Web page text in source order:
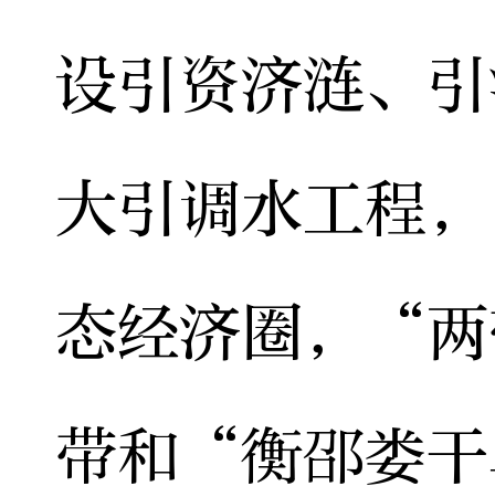
设引资济涟、
大引调水工程
态经济圈，“
带和“衡邵娄